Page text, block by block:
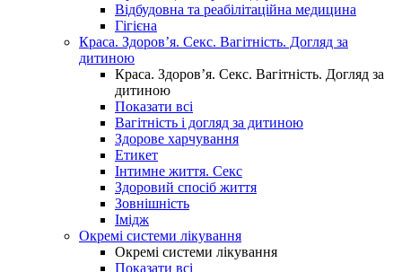
Відбудовна та реабілітаційна медицина
Гігієна
Краса. Здоров’я. Секс. Вагітність. Догляд за
дитиною
Краса. Здоров’я. Секс. Вагітність. Догляд за
дитиною
Показати всі
Вагітність і догляд за дитиною
Здорове харчування
Етикет
Інтимне життя. Секс
Здоровий спосіб життя
Зовнішність
Імідж
Окремі системи лікування
Окремі системи лікування
Показати всі